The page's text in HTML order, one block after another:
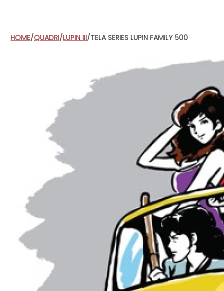
HOME/QUADRI/LUPIN III/TELA SERIES LUPIN FAMILY 500